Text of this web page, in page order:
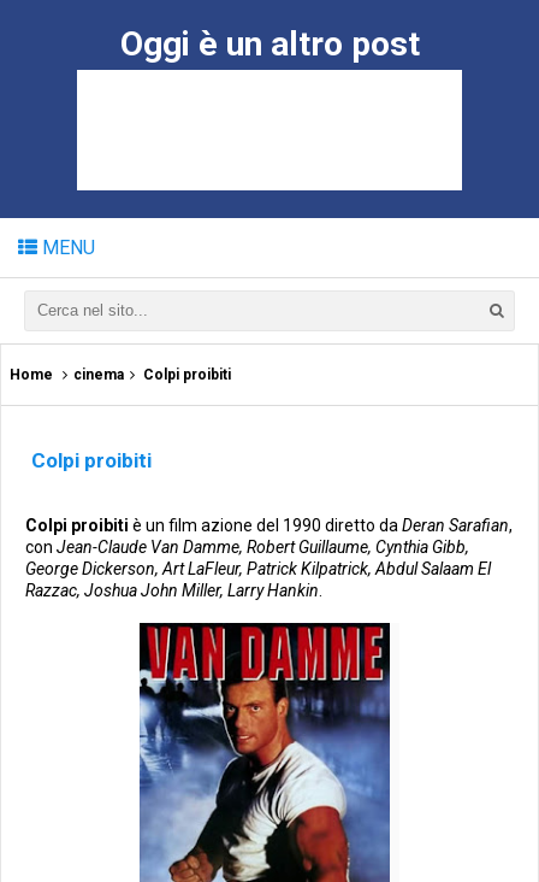
Oggi è un altro post
MENU
Home cinema Colpi proibiti
Colpi proibiti
Colpi proibiti è un film azione del 1990 diretto da Deran Sarafian,
con Jean-Claude Van Damme, Robert Guillaume, Cynthia Gibb,
George Dickerson, Art LaFleur, Patrick Kilpatrick, Abdul Salaam El
Razzac, Joshua John Miller, Larry Hankin